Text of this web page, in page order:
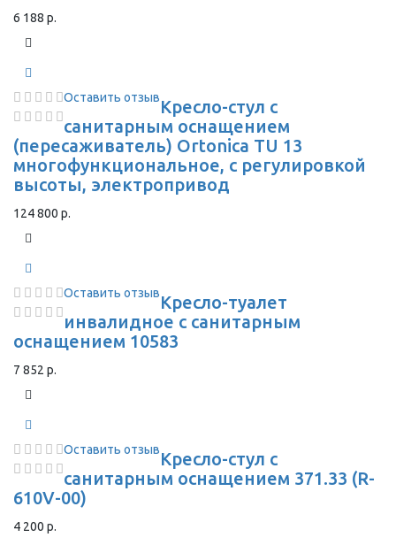
6 188 р.
Оставить отзывКресло-стул с
санитарным оснащением
(пересаживатель) Ortonica TU 13
многофункциональное, с регулировкой
высоты, электропривод
124 800 р.
Оставить отзывКресло-туалет
инвалидное с санитарным
оснащением 10583
7 852 р.
Оставить отзывКресло-стул с
санитарным оснащением 371.33 (R-
610V-00)
4 200 р.